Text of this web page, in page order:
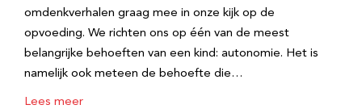
omdenkverhalen graag mee in onze kijk op de
opvoeding. We richten ons op één van de meest
belangrijke behoeften van een kind: autonomie. Het is
namelijk ook meteen de behoefte die…
Lees meer